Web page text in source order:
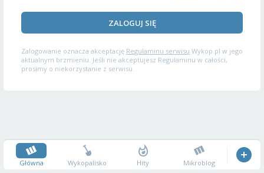
ZALOGUJ SIĘ
Zalogowanie oznacza akceptację Regulaminu serwisu Wykop.pl w jego
aktualnym brzmieniu. Jeśli nie akceptujesz Regulaminu w całości,
prosimy o niekorzystanie z serwisu.
Główna Wykopalisko Hity Mikroblog